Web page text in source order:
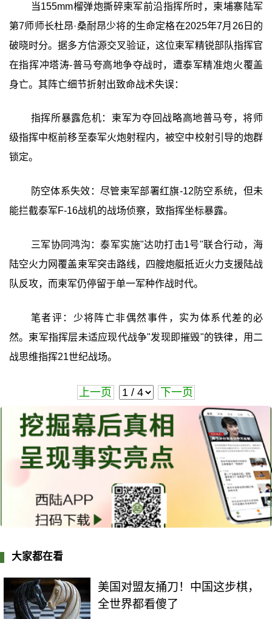
当155mm榴弹炮撕碎柬军前沿指挥所时，柬埔寨陆军
第7师师长杜昂·桑耐昂少将的生命定格在2025年7月26日的
破晓时分。据多方信源交叉验证，这位柬军精锐部队指挥官
在指挥冲塔涛-普马夸高地争夺战时，遭泰军精准炮火覆盖
身亡。其阵亡细节折射出致命战术失误：
指挥所暴露危机：柬军为夺回战略高地普马夸，将师
级指挥中枢前移至泰军火炮射程内，被空中校射引导的炮群
锁定。
防空体系失效：尽管柬军部署红旗-12防空系统，但未
能拦截泰军F-16战机的战场侦察，致指挥坐标暴露。
三军协同鸿沟：泰军实施"达叻打击1号"联合行动，海
陆空火力网覆盖柬军突击路线，四艘炮艇抵近火力支援陆战
队反攻，而柬军仍停留于单一军种作战时代。
笔者评：少将阵亡非偶然事件，实为体系代差的必
然。柬军指挥层未适应现代战争"发现即摧毁"的铁律，用二
战思维指挥21世纪战场。
上一页 下一页
大家都在看
美国对盟友捅刀！中国这步棋，
全世界都看傻了